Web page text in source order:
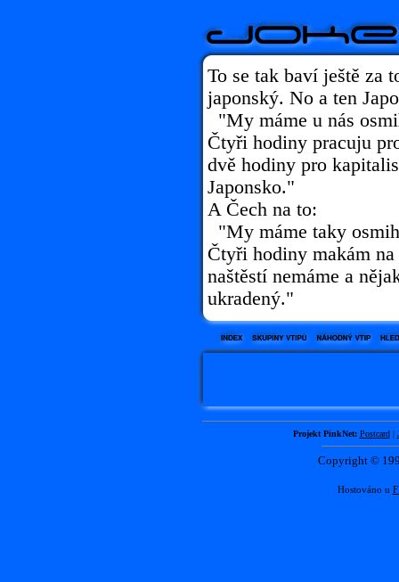
To se tak baví ještě za
japonský. No a ten
"My máme u nás
Čtyři hodiny pracuju
dvě hodiny pro
Japonsko."
A Čech na to:
"My máme taky
Čtyři hodiny makám
naštěstí nemáme a
ukradený."
Projekt PinkNet: Postcard|
Copyright ©
Hostováno u